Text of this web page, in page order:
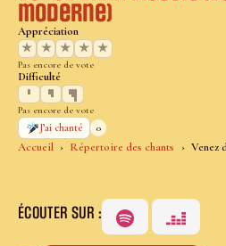
Accueil Répertoire des chants Venez
moderne)
Appréciation
★
★ ★ ★ ★
Pas encore de vote
Difficulté
Pas encore de vote
J’ai chanté
0
ÉCOUTER SUR :